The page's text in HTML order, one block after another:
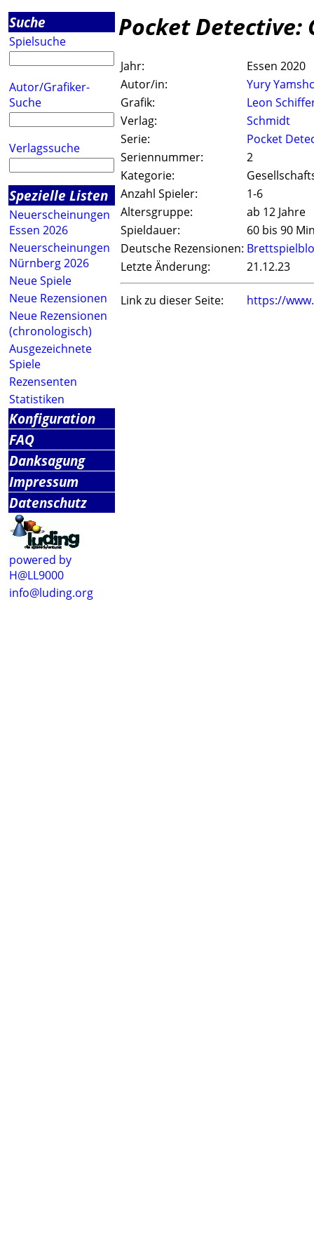
Suche
Spielsuche
Autor/Grafiker-
Suche
Verlagssuche
Spezielle Listen
Neuerscheinungen
Essen 2026
Neuerscheinungen
Nürnberg 2026
Neue Spiele
Neue Rezensionen
Neue Rezensionen
(chronologisch)
Ausgezeichnete
Spiele
Rezensenten
Statistiken
Konfiguration
FAQ
Danksagung
Impressum
Datenschutz
powered by
H@LL9000
info@luding.org
Pocket Detective:
Jahr:
Essen 2020
Autor/in:
Yury
Grafik:
Leon
Verlag:
Schmidt
Serie:
Pocket
Seriennummer:
2
Kategorie:
Anzahl Spieler:
1-6
Altersgruppe:
ab 12 Jahre
Spieldauer:
60 bis 90
Deutsche Rezensionen:
Letzte Änderung:
21.12.23
Link zu dieser Seite: https://